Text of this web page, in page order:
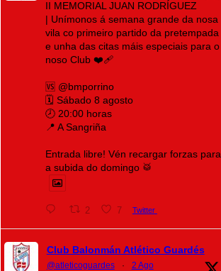
II MEMORIAL JUAN RODRÍGUEZ
| Unímonos á semana grande da nosa
vila co primeiro partido da pretempada
e unha das citas máis especiais para o
noso Club ❤️‍🩹
🆚 @bmporrino
🗓️ Sábado 8 agosto
🕗 20:00 horas
📍 A Sangriña
Entrada libre! Vén recargar forzas para
a subida do domingo 🥁
2 7 Twitter
Club Balonmán Atlético Guardés
@atleticoguardes · 2 Ago